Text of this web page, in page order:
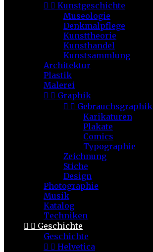
  Kunstgeschichte
Museologie
Denkmalpflege
Kunsttheorie
Kunsthandel
Kunstsammlung
Architektur
Plastik
Malerei
  Graphik
  Gebrauchsgraphik
Karikaturen
Plakate
Comics
Typographie
Zeichnung
Stiche
Design
Photographie
Musik
Katalog
Techniken
  Geschichte
Geschichte
  Helvetica